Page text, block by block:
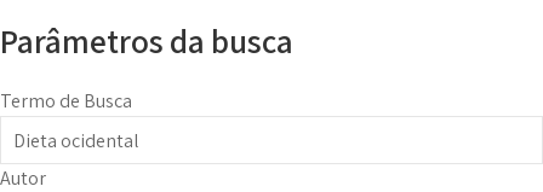
Parâmetros da busca
Termo de Busca
Autor